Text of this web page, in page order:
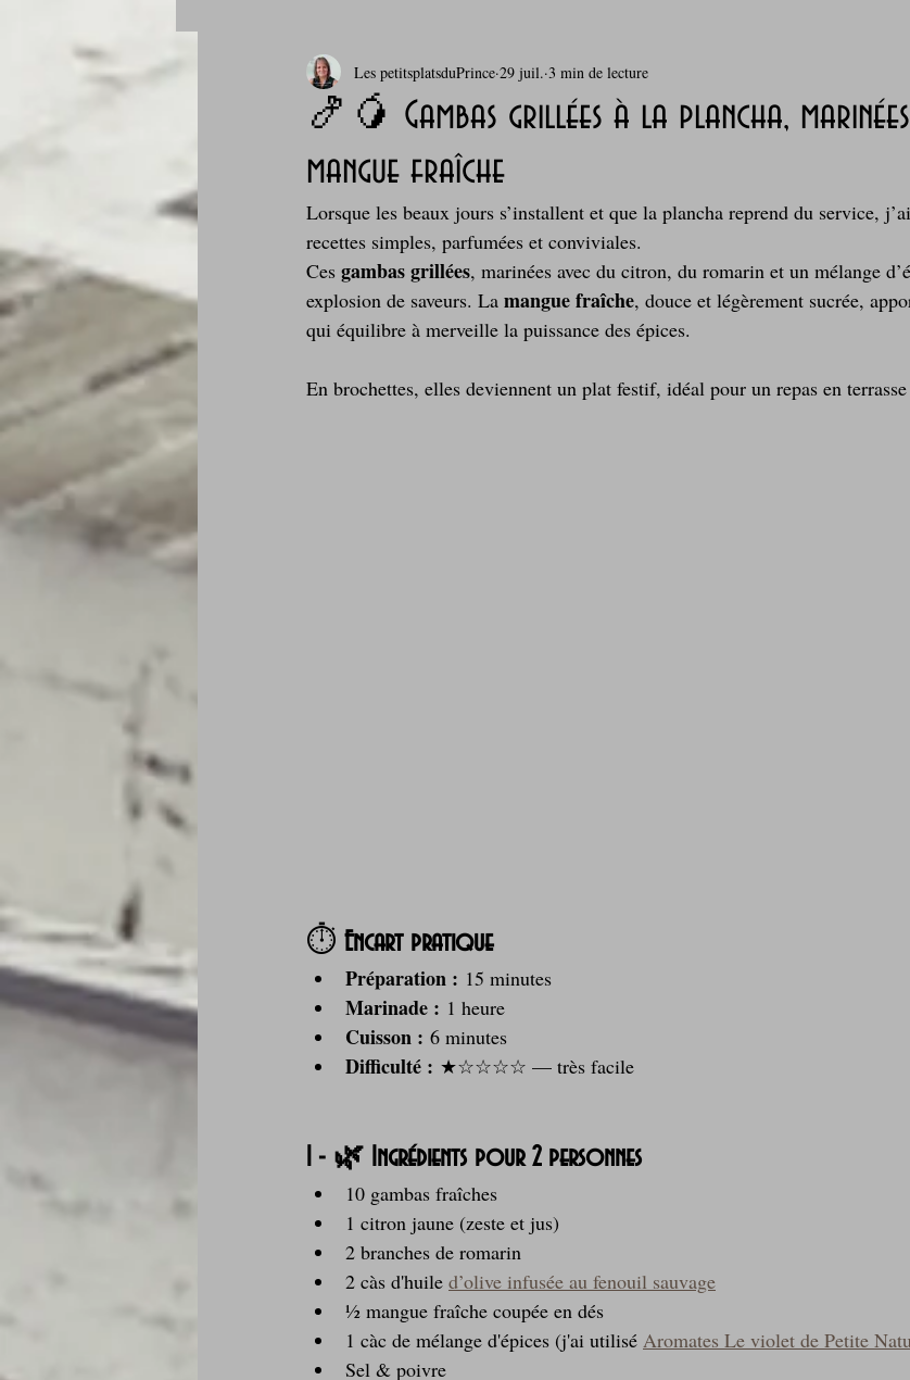
Boissons et cocktails Boulangerie Breakfast
Comfort food, les recettes doudou
Cuisine du Camping Déjeuner sur l'herbe Desserts - glaces - pâtisserie
Fondus de chocolat fruits à coque Garden Party - buffet - Verrines
🍤🥭 Gambas grillées à la plancha,
mangue fraîche
Les petitsplatsduPrince 29 juil. 3 min de lecture
Lorsque les beaux jours s’installent et que la plancha reprend du service,
recettes simples, parfumées et conviviales.
Ces gambas grillées, marinées avec du citron, du romarin et un mélange
explosion de saveurs. La mangue fraîche, douce et légèrement sucrée,
qui équilibre à merveille la puissance des épices.
En brochettes, elles deviennent un plat festif, idéal pour un repas en
⏱️ Encart pratique
Préparation : 15 minutes
Marinade : 1 heure
Cuisson : 6 minutes
Difficulté : ★☆☆☆☆ — très facile
1 - 🌿 Ingrédients pour 2 personnes
10 gambas fraîches
1 citron jaune (zeste et jus)
2 branches de romarin
2 càs d'huile d’olive infusée au fenouil sauvage
½ mangue fraîche coupée en dés
1 càc de mélange d'épices (j'ai utilisé Aromates Le violet de Petite
Sel & poivre